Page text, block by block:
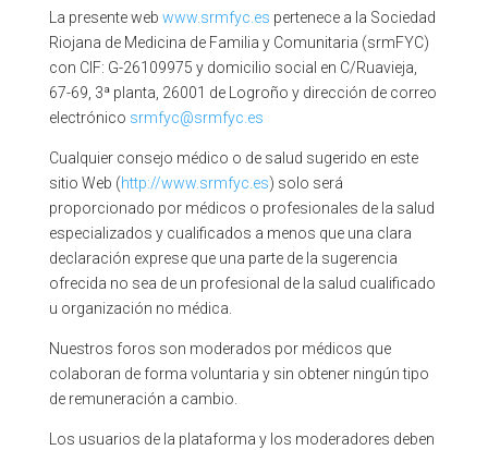
La presente web www.srmfyc.es pertenece a la Sociedad
Riojana de Medicina de Familia y Comunitaria (srmFYC)
con CIF: G-26109975 y domicilio social en C/Ruavieja,
67-69, 3ª planta, 26001 de Logroño y dirección de correo
electrónico srmfyc@srmfyc.es
Cualquier consejo médico o de salud sugerido en este
sitio Web (http://www.srmfyc.es) solo será
proporcionado por médicos o profesionales de la salud
especializados y cualificados a menos que una clara
declaración exprese que una parte de la sugerencia
ofrecida no sea de un profesional de la salud cualificado
u organización no médica.
Nuestros foros son moderados por médicos que
colaboran de forma voluntaria y sin obtener ningún tipo
de remuneración a cambio.
Los usuarios de la plataforma y los moderadores deben